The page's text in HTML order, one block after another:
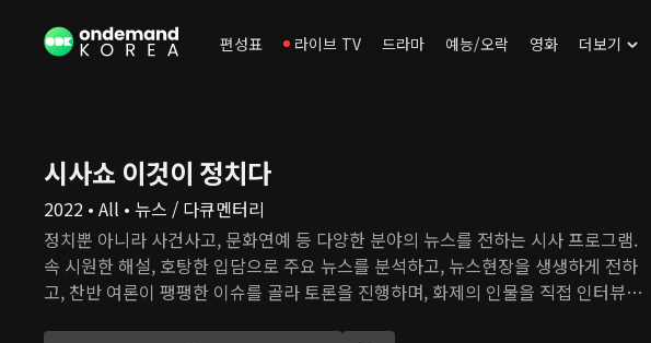
편성표 라이브 TV 드라마 예능/오락 영화 더보기
시사쇼 이것이 정치다
2022 • All • 뉴스 / 다큐멘터리
정치뿐 아니라 사건사고, 문화연예 등 다양한 분야의 뉴스를 전하는 시사 프로그램.
속 시원한 해설, 호탕한 입담으로 주요 뉴스를 분석하고, 뉴스현장을 생생하게 전하
고, 찬반 여론이 팽팽한 이슈를 골라 토론을 진행하며, 화제의 인물을 직접 인터뷰한